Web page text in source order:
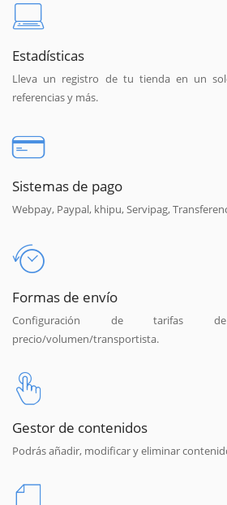
Estadísticas
Lleva un registro de tu tienda en un
referencias y más.
Sistemas de pago
Webpay, Paypal, khipu, Servipag,
Formas de envío
Configuración de tarifas
precio/volumen/transportista.
Gestor de contenidos
Podrás añadir, modificar y eliminar